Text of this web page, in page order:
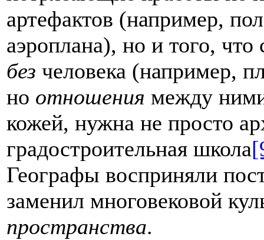
артефактов (например,
аэроплана), но и того,
без человека (например,
но отношения между
кожей, нужна не просто
градостроительная школа
Географы восприняли
заменил многовековой
пространства.